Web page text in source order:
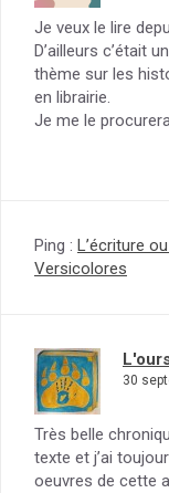
Je veux le lire
D’ailleurs c’était
thème sur les
en librairie.
Je me le
Ping : L’écriture
Versicolores
30
Très belle
texte et j’ai
oeuvres de cette